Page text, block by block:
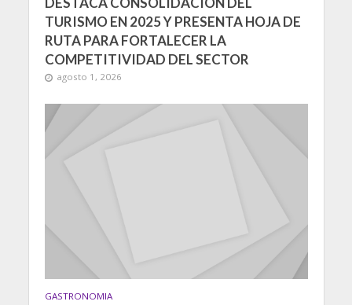
TURISMO EN 2025 Y PRESENTA HOJA DE
RUTA PARA FORTALECER LA
COMPETITIVIDAD DEL SECTOR
agosto 1, 2026
GASTRONOMIA